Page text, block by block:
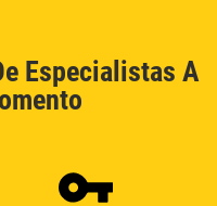
Especialistas A